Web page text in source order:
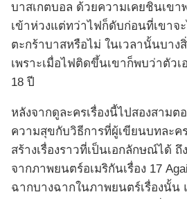
บาสเกตบอล ด้วยความเคยชินเขา
เข้าห่วงแต่ทว่าไฟก็ดับก่อนที่เขาจ
ตะกร้าบาสหรือไม่ ในเวลานั้นบาง
เพราะเมื่อไฟติดขึ้นเขาก็พบว่าตัวเ
18 ปี
หลังจากดูละครเรื่องนี้ไปสองสาม
ความสุขกับวิธีการที่ผู้เขียนบทละค
สร้างเรื่องราวที่เป็นเอกลักษณ์ได้ ถึ
จากภาพยนตร์อเมริกันเรื่อง 17
ฉากบางฉากในภาพยนตร์เรื่องนั้น